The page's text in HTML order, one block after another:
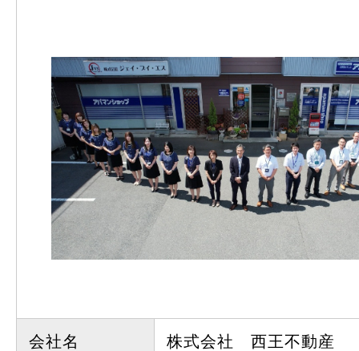
会社名 株式会社 西王不動産